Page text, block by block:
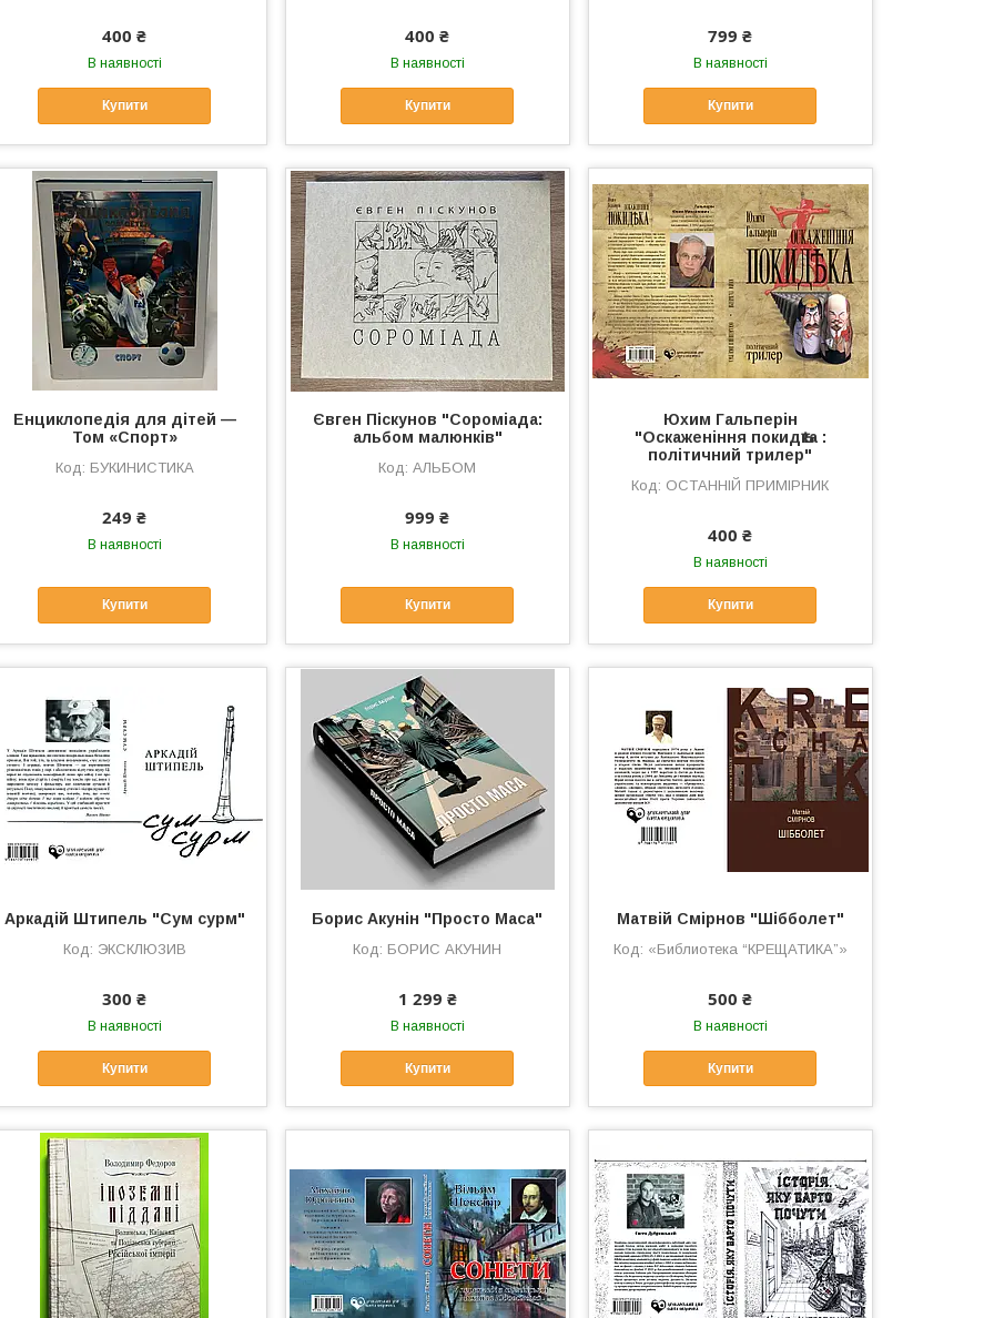
400 ₴
В наявності
Купити
400 ₴
В наявності
Купити
799 ₴
В наявності
Купити
Енциклопедія для дітей —
Том «Спорт»
БУКИНИСТИКА
249 ₴
В наявності
Купити
Євген Піскунов "Сороміада:
альбом малюнків"
АЛЬБОМ
999 ₴
В наявності
Купити
Юхим Гальперін
"Оскаженіння покидѢка :
політичний трилер"
ОСТАННІЙ ПРИМІРНИК
400 ₴
В наявності
Купити
Аркадій Штипель "Cум сурм"
ЭКСКЛЮЗИВ
300 ₴
В наявності
Купити
Борис Акунін "Просто Маса"
БОРИС АКУНИН
1 299 ₴
В наявності
Купити
Матвій Смірнов "Шібболет"
«Библиотека “КРЕЩАТИКА”»
500 ₴
В наявності
Купити